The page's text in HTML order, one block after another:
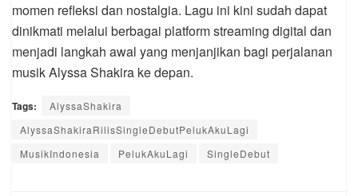
momen refleksi dan nostalgia. Lagu ini kini sudah dapat
dinikmati melalui berbagai platform streaming digital dan
menjadi langkah awal yang menjanjikan bagi perjalanan
musik Alyssa Shakira ke depan.
Tags:
AlyssaShakira
AlyssaShakiraRilisSingleDebutPelukAkuLagi
MusikIndonesia
PelukAkuLagi SingleDebut